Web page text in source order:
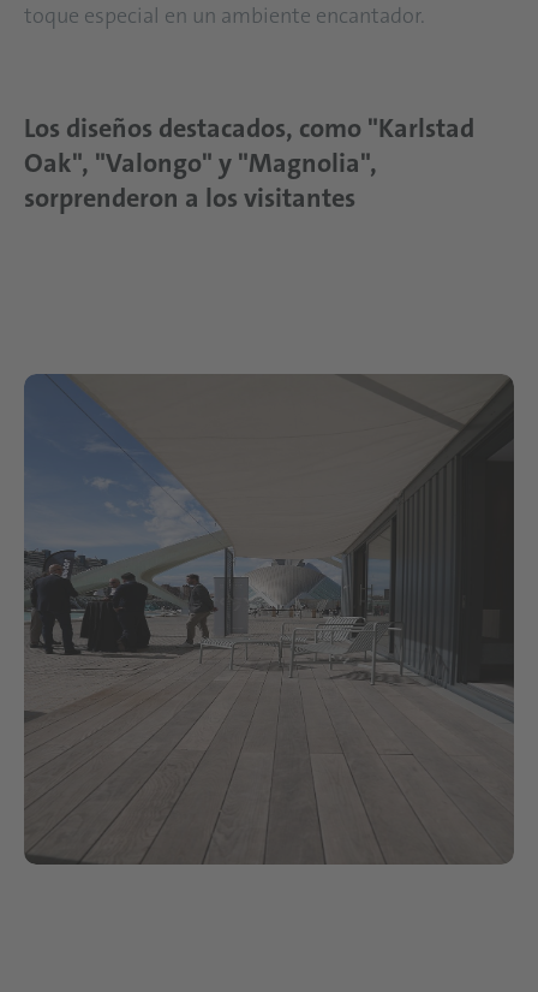
toque especial en un ambiente encantador.
Los diseños destacados, como "Karlstad
Oak", "Valongo" y "Magnolia",
sorprenderon a los visitantes